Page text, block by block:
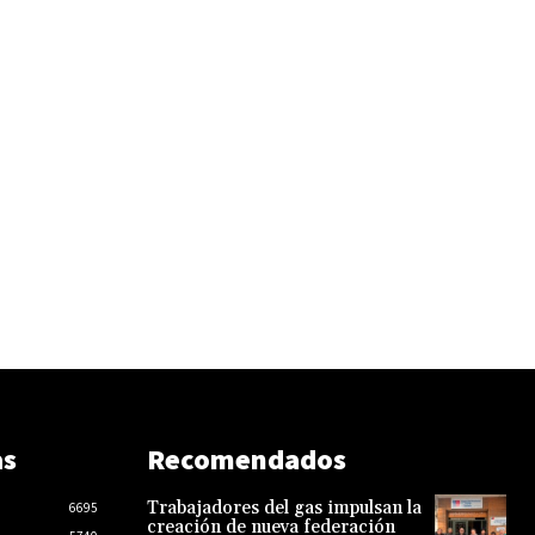
6695
Recomendados
Trabajadores del gas impulsan la
creación de nueva federación